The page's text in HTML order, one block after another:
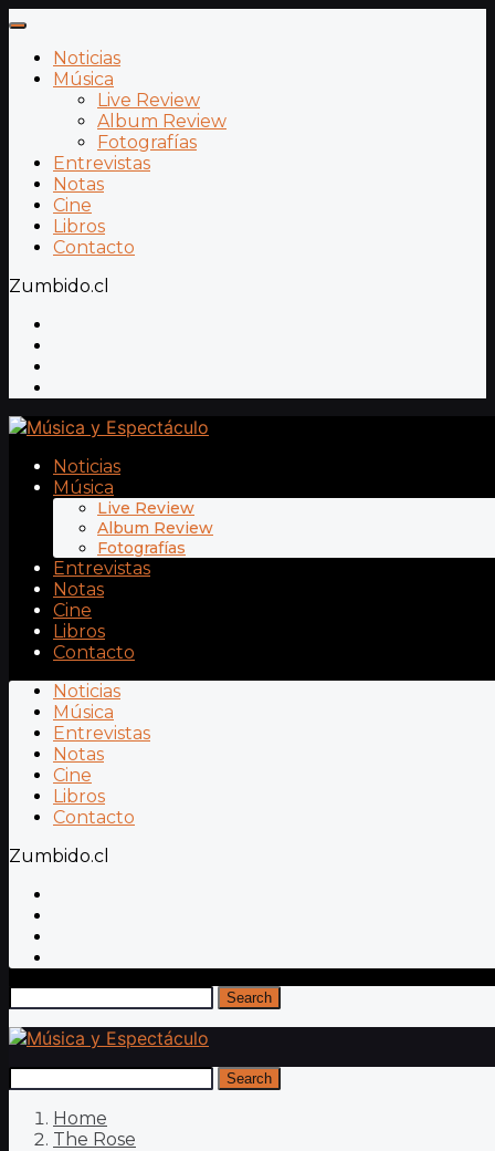
Noticias
Música
Live Review
Album Review
Fotografías
Entrevistas
Notas
Cine
Libros
Contacto
Zumbido.cl
Noticias
Música
Live Review
Album Review
Fotografías
Entrevistas
Notas
Cine
Libros
Contacto
Noticias
Música
Entrevistas
Notas
Cine
Libros
Contacto
Zumbido.cl
Search
Search
Home
The Rose